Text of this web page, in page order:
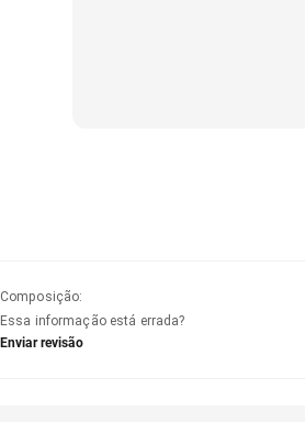
Composição:
Essa informação está errada?
Enviar revisão